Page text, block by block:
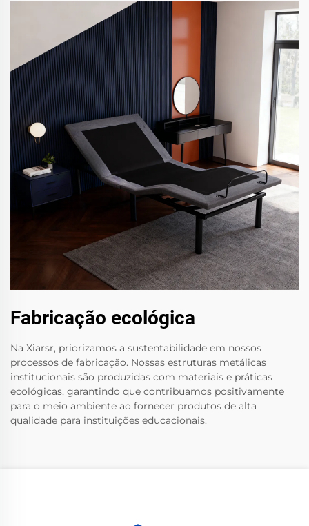
Fabricação ecológica
Na Xiarsr, priorizamos a sustentabilidade em nossos
processos de fabricação. Nossas estruturas metálicas
institucionais são produzidas com materiais e práticas
ecológicas, garantindo que contribuamos positivamente
para o meio ambiente ao fornecer produtos de alta
qualidade para instituições educacionais.